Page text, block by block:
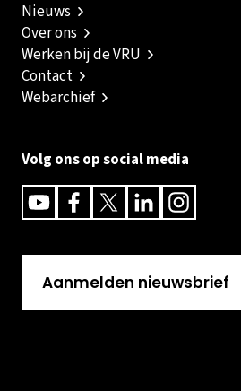
Nieuws
Over ons
Werken bij de VRU
Contact
Webarchief
Volg ons op social media
YoutubeFacebookTwitterLinkedinInstagram
Aanmelden nieuwsbrief